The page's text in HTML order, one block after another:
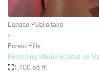
Espace Publicitaire
∙
Forest Hills
Recording Studio located on
1,100 sq ft